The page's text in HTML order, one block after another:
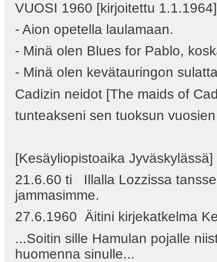
VUOSI 1960 [kirjoitettu 1.1.1964]
- Aion opetella laulamaan.
- Minä olen Blues for Pablo,
- Minä olen kevätauringon
Cadizin neidot [The maids of
tunteakseni sen tuoksun
[Kesäyliopistoaika Jyväskylässä]
21.6.60 ti Illalla Lozzissa
jammasimme.
27.6.1960 Äitini kirjekatkelma
...Soitin sille Hamulan pojalle
huomenna sinulle...